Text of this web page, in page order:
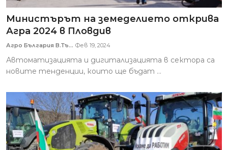
Министърът на земеделието открива
Агра 2024 в Пловдив
Агро България В.Тъ... Фев 19, 2024
Автоматизацията и дигитализацията в сектора са
новите тенденции, които ще бъдат ...